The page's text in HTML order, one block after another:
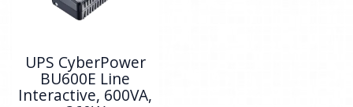
UPS CyberPower
BU600E Line
Interactive, 600VA,